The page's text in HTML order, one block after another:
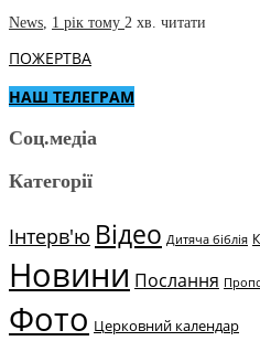
News 1 рік тому 2 хв. читати
ПОЖЕРТВА
НАШ ТЕЛЕГРАМ
Соц.медіа
Категорії
Інтерв'ю Відео Дитяча біблія
Новини Послання
Фото Церковний календар